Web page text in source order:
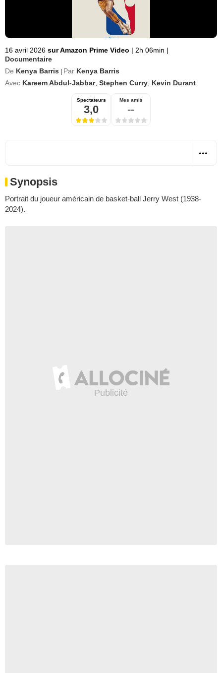
16 avril 2026 sur Amazon Prime Video | 2h 06min |
Documentaire
De Kenya Barris Par Kenya Barris
Avec Kareem Abdul-Jabbar, Stephen Curry Kevin Durant
Spectateurs
3,0
Mes amis
--
Synopsis
Portrait du joueur américain de basket-ball Jerry West (1938-
2024).